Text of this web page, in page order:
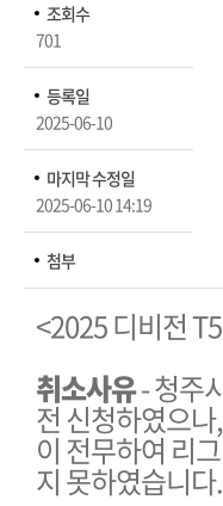
조회수
701
등록일
2025-06-10
마지막 수정일
2025-06-10 14:19
첨부
​<2025 디비전
취소사유- 청주
전 신청하였으
이 전무하여 리
지 못하였습니다.